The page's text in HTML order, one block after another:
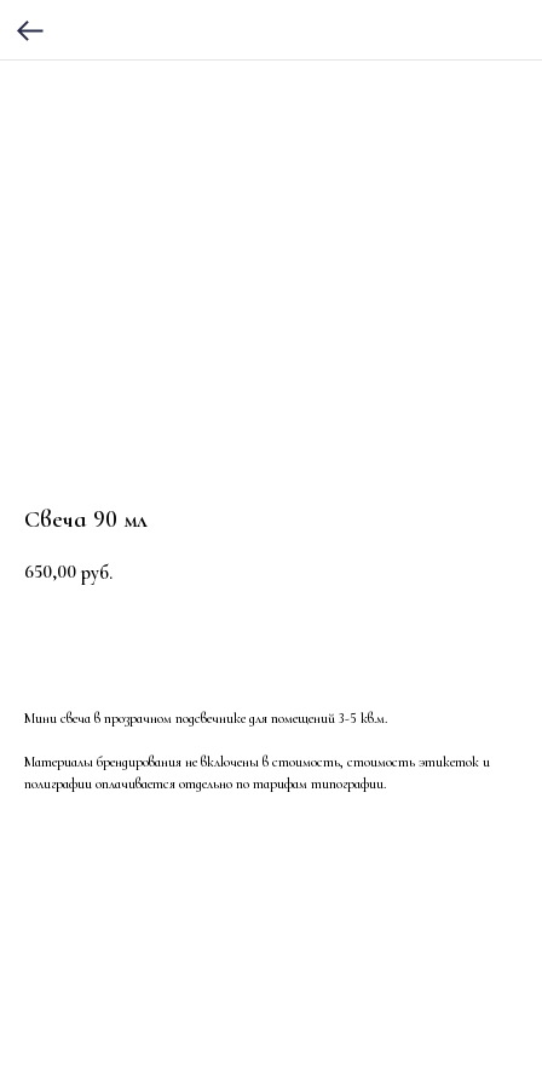
Свеча 90 мл
650,00 руб.
Мини свеча в прозрачном подсвечнике для помещений 3-5 кв.м.
Материалы брендирования не включены в стоимость, стоимость этикеток и
полиграфии оплачивается отдельно по тарифам типографии.